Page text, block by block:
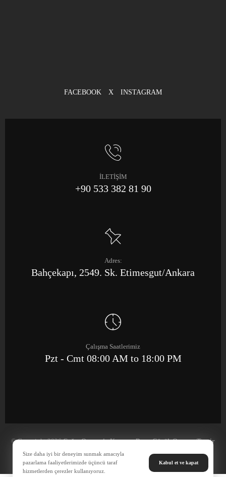
FACEBOOK X INSTAGRAM
İLETİŞİM
+90 533 382 81 90
Adres:
Bahçekapı, 2549. Sk. Etimesgut/Ankara
Çalışma Saatlerimiz
Pzt - Cmt 08:00 AM to 18:00 PM
© Copyright 2026Çağrı Otomotiv Kaporta Boya Göçük Onarım Tamir
Merkezi
Size daha iyi bir deneyim sunmak amacıyla
pazarlama faaliyetlerimizde üçüncü taraf
hizmetlerden çerezler kullanıyoruz.
Kabul et ve kapat